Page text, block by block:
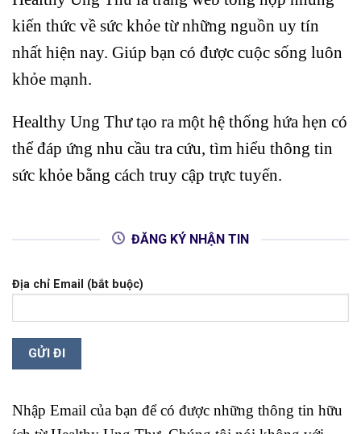
kiến thức về sức khỏe từ những nguồn uy tín
nhất hiện nay. Giúp bạn có được cuộc sống luôn
khỏe mạnh.
Healthy Ung Thư tạo ra một hệ thống hứa hẹn có
thể đáp ứng nhu cầu tra cứu, tìm hiểu thông tin
sức khỏe bằng cách truy cập trực tuyến.
ĐĂNG KÝ NHẬN TIN
Địa chỉ Email (bắt buộc)
Nhập Email của bạn để có được những thông tin hữu